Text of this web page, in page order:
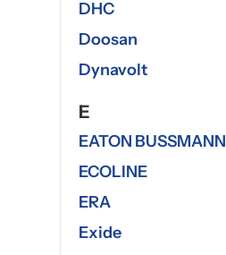
DHC
Doosan
Dynavolt
E
EATON BUSSMANN
ECOLINE
ERA
Exide